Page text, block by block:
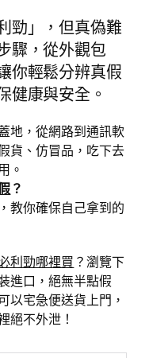
勁」，但真偽難
驟，從外觀包
你輕鬆分辨真假
健康與安全。
地，從網路到通訊軟
貨、仿冒品，吃下去
。
？
教你確保自己拿到的
利勁哪裡買 ？瀏覽下
進口，絕無半點假
以宅急便送貨上門，
絕不外泄！